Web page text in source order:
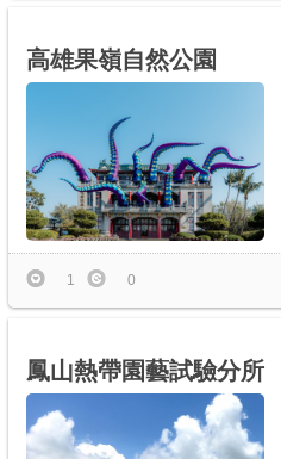
高雄果嶺自然公園
1 0
鳳山熱帶園藝試驗分所